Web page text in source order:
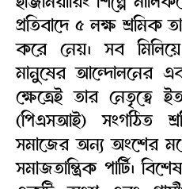
প্রতিবাদে ৫ লক্ষ শ্রমিক
করে নেয়। সব মিলিয়ে
মানুষের আন্দোলনের
ক্ষেত্রেই তার নেতৃত্বে
(পিএসআই) সংগঠিত
সমাজের অন্য অংশের
সমাজতান্ত্রিক পার্টি।